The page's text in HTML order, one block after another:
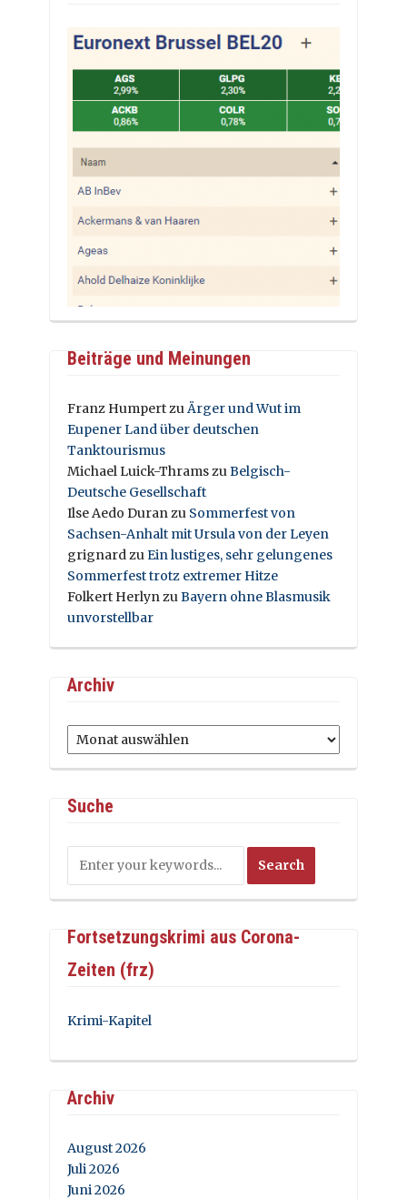
Beiträge und Meinungen
Franz HumpertzuÄrger und Wut im
Eupener Land über deutschen
Tanktourismus
Michael Luick-ThramszuBelgisch-
Deutsche Gesellschaft
Ilse Aedo Duranzu Sommerfest von
Sachsen-Anhalt mit Ursula von der Leyen
grignardzuEin lustiges, sehr gelungenes
Sommerfest trotz extremer Hitze
Folkert HerlynzuBayern ohne Blasmusik
unvorstellbar
Archiv
Archiv
Suche
Fortsetzungskrimi aus Corona-
Zeiten (frz)
Krimi-Kapitel
Archiv
August 2026
Juli 2026
Juni 2026